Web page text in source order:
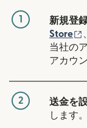
1 新規登
Store
、
当社の
アカウ
2 送金を
します。